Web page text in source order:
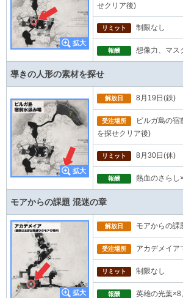
せクリア後)
リミット 制限なし
報酬 想像力、マス
導きの人形の素材を探せ
解放日 8月19日(鉄)
受注場所
ビルガ島の宿
を探せクリア後)
リミット 8月30日(休)
報酬 熱血のさらし
モアからの課題 混迷の章
解放日 モアからの課
受注場所 アカデメイア
リミット 制限なし
報酬 英雄の光葉×8